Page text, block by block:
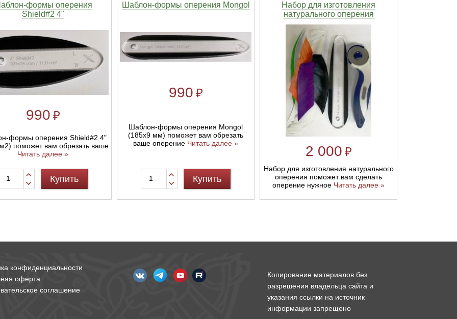
формы оперения
Shield#2 4"
990 ₽
формы оперения Shield#2 4"
поможет вам обрезать ваше
Читать далее »
Купить
Шаблон-формы оперения Mongol
990 ₽
Шаблон-формы оперения Mongol
(185x9 мм) поможет вам обрезать
ваше оперение Читать далее »
Купить
Набор для изготовления
натурального оперения
2 000 ₽
Набор для изготовления натурального
оперения поможет вам сделать
оперение нужное Читать далее »
конфиденциальности
оферта
соглашение
Копирование материалов без
разрешения владельца сайта и
указания ссылки на источник
информации запрещено